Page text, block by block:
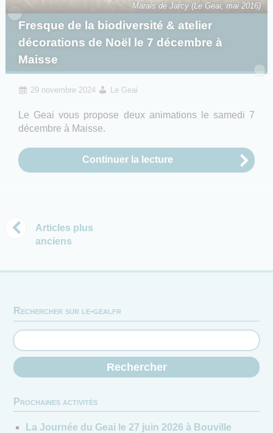
Marais de Jarcy (Le Geai, mai 2016)
Fresque de la biodiversité & atelier
décorations de Noël le 7 décembre à
Maisse
29 novembre 2024 Le Geai
Le Geai vous propose deux animations le samedi 7
décembre à Maisse.
Continuer la lecture
Navigation des articles
Articles plus
anciens
Rechercher sur le-geai.fr
Prochaines activités
La Journée du Geai le 27 juin 2026 à Bouville